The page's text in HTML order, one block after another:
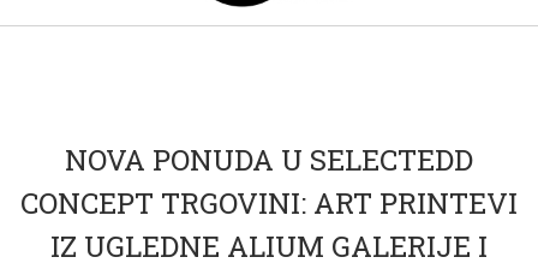
NOVA PONUDA U SELECTEDD
CONCEPT TRGOVINI: ART PRINTEVI
IZ UGLEDNE ALIUM GALERIJE I